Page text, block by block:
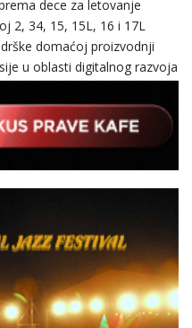
dece za letovanje
2, 34, 15, 15L, 16 i 17L
domaćoj proizvodnji
u oblasti digitalnog razvoja